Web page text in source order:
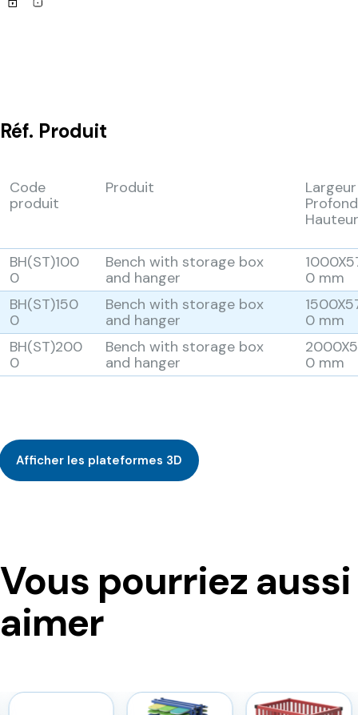
Réf. Produit
Code
produit
Produit
Hauteur
BH(ST)100
0
Bench with storage box
and hanger
0 mm
BH(ST)150
0
Bench with storage box
and hanger
0 mm
BH(ST)200
0
Bench with storage box
and hanger
0 mm
Afficher les plateformes 3D
Vous pourriez aussi
aimer